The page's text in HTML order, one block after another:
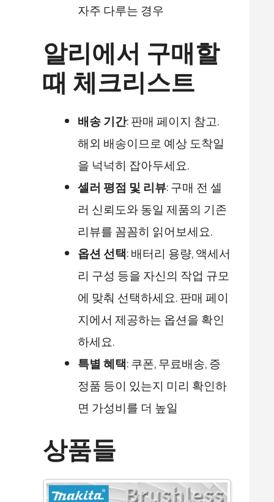
자주 다루는 경우
알리에서 구매할
때 체크리스트
배송 기간: 판매 페이지 참고.
해외 배송이므로 예상 도착일
을 넉넉히 잡아두세요.
셀러 평점 및 리뷰: 구매 전 셀
러 신뢰도와 동일 제품의 기존
리뷰를 꼼꼼히 읽어보세요.
옵션 선택: 배터리 용량, 액세서
리 구성 등을 자신의 작업 규모
에 맞춰 선택하세요. 판매 페이
지에서 제공하는 옵션을 확인
하세요.
특별 혜택: 쿠폰, 무료배송, 증
정품 등이 있는지 미리 확인하
면 가성비를 더 높일
상품들